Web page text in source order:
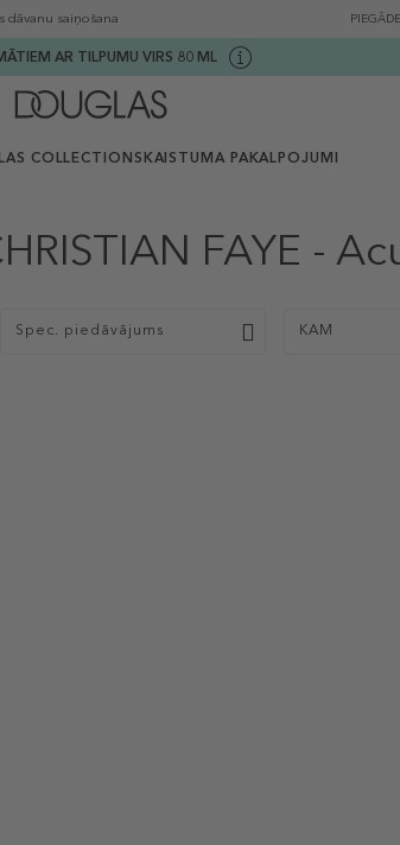
dāvanu saiņošana PIEGĀDE
AR TILPUMU VIRS 80 ML
COLLECTION SKAISTUMA PAKALPOJUMI
FAYE -
Spec. piedāvājums KAM